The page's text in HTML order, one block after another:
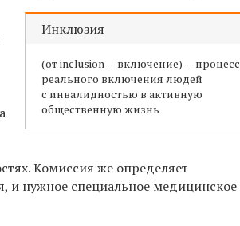
Инклюзия
(от inclusion — включение) — процесс
реального включения людей
с инвалидностью в активную
общественную жизнь
Комиссия же определяет
и нужное специальное медицинское